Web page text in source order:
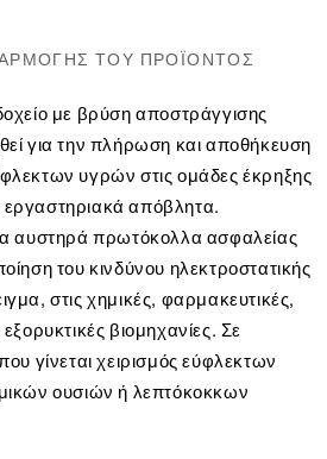
ΤΟΥ ΠΡΟΪΌΝΤΟΣ
με βρύση αποστράγγισης
για την πλήρωση και αποθήκευση
υγρών στις ομάδες έκρηξης
απόβλητα.
αυστηρά πρωτόκολλα ασφαλείας
του κινδύνου ηλεκτροστατικής
στις χημικές, φαρμακευτικές,
βιομηχανίες. Σε
γίνεται χειρισμός εύφλεκτων
ουσιών ή λεπτόκοκκων